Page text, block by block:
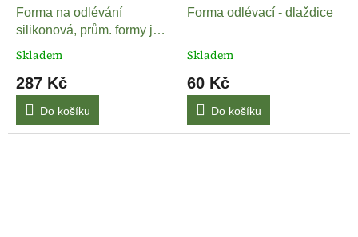
Forma na odlévání
silikonová, prům. formy je
5,5 cm - Listy a květy
Skladem
287 Kč
Do košíku
Forma odlévací - dlaždice
Skladem
60 Kč
Do košíku